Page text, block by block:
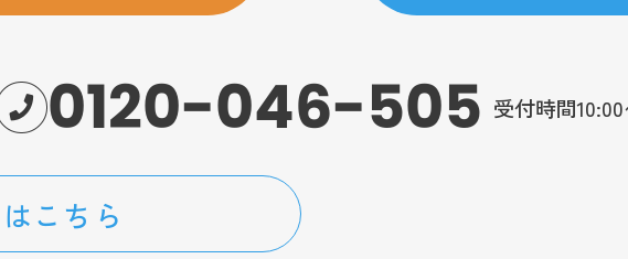
0120-046-505 受付時間
こちら